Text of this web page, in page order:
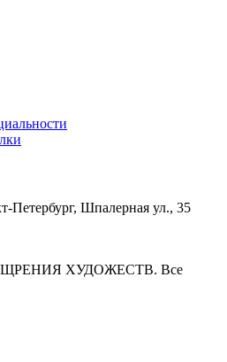
Петербург, Шпалерная ул., 35
ХУДОЖЕСТВ. Все